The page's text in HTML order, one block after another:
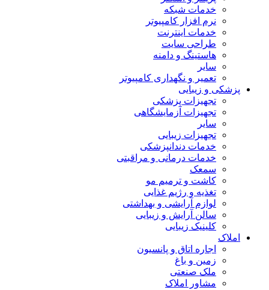
خدمات شبکه
نرم افزار کامپیوتر
خدمات اینترنت
طراحی سایت
هاستینگ و دامنه
سایر
تعمیر و نگهداری کامپیوتر
پزشکی و زیبایی
تجهیزات پزشکی
تجهیزات آزمایشگاهی
سایر
تجهیزات زیبایی
خدمات دندانپزشکی
خدمات درمانی و مراقبتی
سمعک
کاشت و ترمیم مو
تغذیه و رژیم غذایی
لوازم آرایشی و بهداشتی
سالن آرایش و زیبایی
کلینیک زیبایی
املاک
اجاره اتاق و پانسیون
زمین و باغ
ملک صنعتی
مشاور املاک